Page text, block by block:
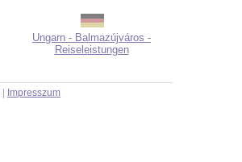
Ungarn - Balmazújváros -
Reiseleistungen
Impresszum